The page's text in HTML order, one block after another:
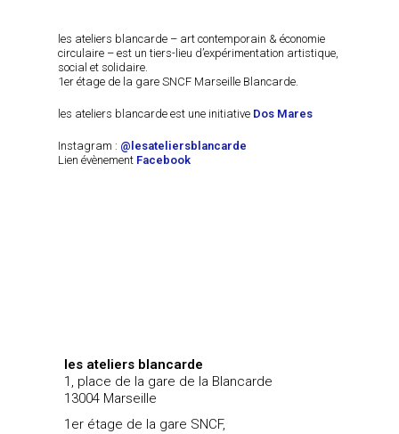
les ateliers blancarde – art contemporain & économie
circulaire – est un tiers-lieu d’expérimentation artistique,
social et solidaire.
1er étage de la gare SNCF Marseille Blancarde.
les ateliers blancarde est une initiative Dos Mares
Instagram : @lesateliersblancarde
Lien évènement Facebook
les ateliers blancarde
1, place de la gare de la Blancarde
13004 Marseille
1er étage de la gare SNCF,